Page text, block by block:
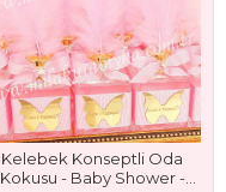
Kelebek Konseptli Oda
Kokusu - Baby Shower -